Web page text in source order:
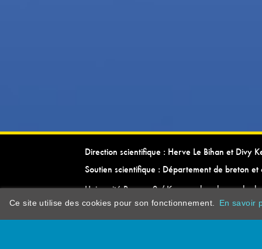
Direction scientifique : Herve Le Bihan et Divy
Soutien scientifique : Département de breton et
Université Rennes 2 / Kevrenn brezhoneg ha
Ce site utilise des cookies pour son fonctionnement. En savoir